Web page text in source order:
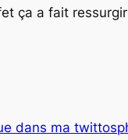
ça a fait
dans ma